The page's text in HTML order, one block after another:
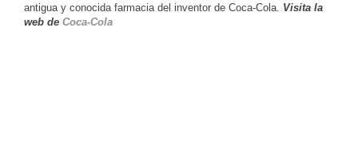
antigua y conocida farmacia del inventor de Coca-Cola. Visita la
web de Coca-Cola